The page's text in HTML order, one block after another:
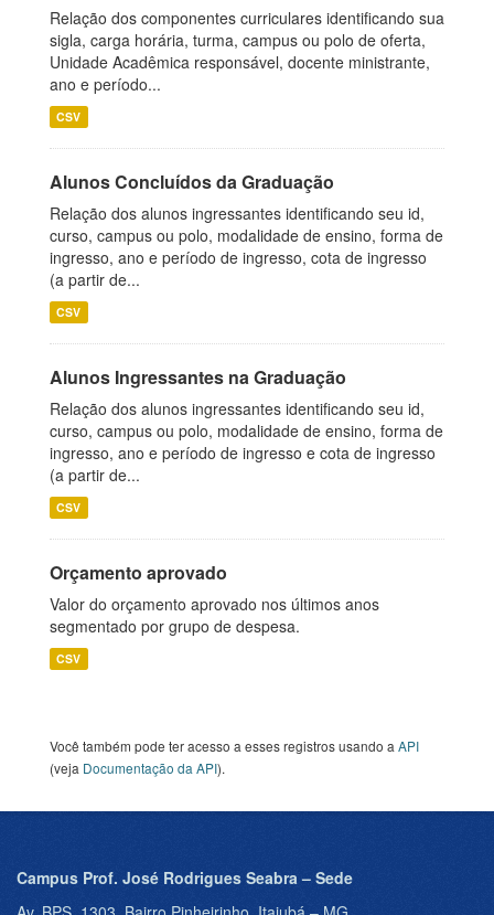
Relação dos componentes curriculares identificando sua
sigla, carga horária, turma, campus ou polo de oferta,
Unidade Acadêmica responsável, docente ministrante,
ano e período...
CSV
Alunos Concluídos da Graduação
Relação dos alunos ingressantes identificando seu id,
curso, campus ou polo, modalidade de ensino, forma de
ingresso, ano e período de ingresso, cota de ingresso
(a partir de...
CSV
Alunos Ingressantes na Graduação
Relação dos alunos ingressantes identificando seu id,
curso, campus ou polo, modalidade de ensino, forma de
ingresso, ano e período de ingresso e cota de ingresso
(a partir de...
CSV
Orçamento aprovado
Valor do orçamento aprovado nos últimos anos
segmentado por grupo de despesa.
CSV
Você também pode ter acesso a esses registros usando a API
(veja Documentação da API).
Campus Prof. José Rodrigues Seabra – Sede